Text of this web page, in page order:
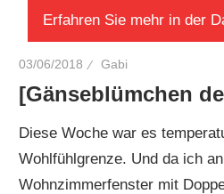
03/06/2018 Gabi
[Gänseblümchen
Diese Woche war es
Wohlfühlgrenze. Und da ich
Wohnzimmerfenster mit
Erfahren Sie mehr in der